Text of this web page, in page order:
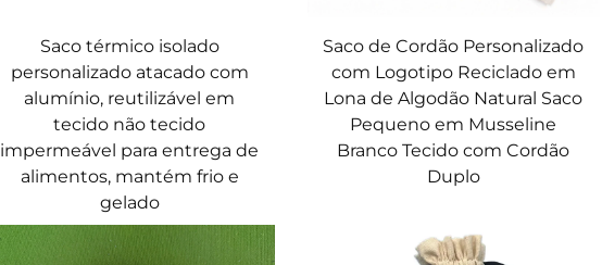
Saco térmico isolado
personalizado atacado com
alumínio, reutilizável em
tecido não tecido
impermeável para entrega de
alimentos, mantém frio e
gelado
Saco de Cordão Personalizado
com Logotipo Reciclado em
Lona de Algodão Natural Saco
Pequeno em Musseline
Branco Tecido com Cordão
Duplo